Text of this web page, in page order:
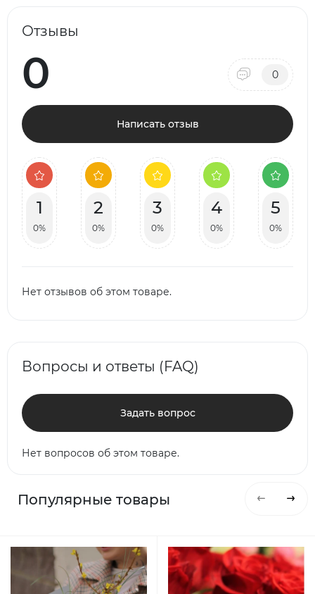
Отзывы
0 0
Написать отзыв
1
0%
2
0%
3
0%
4
0%
5
0%
Нет отзывов об этом товаре.
Вопросы и ответы (FAQ)
Задать вопрос
Нет вопросов об этом товаре.
Популярные товары